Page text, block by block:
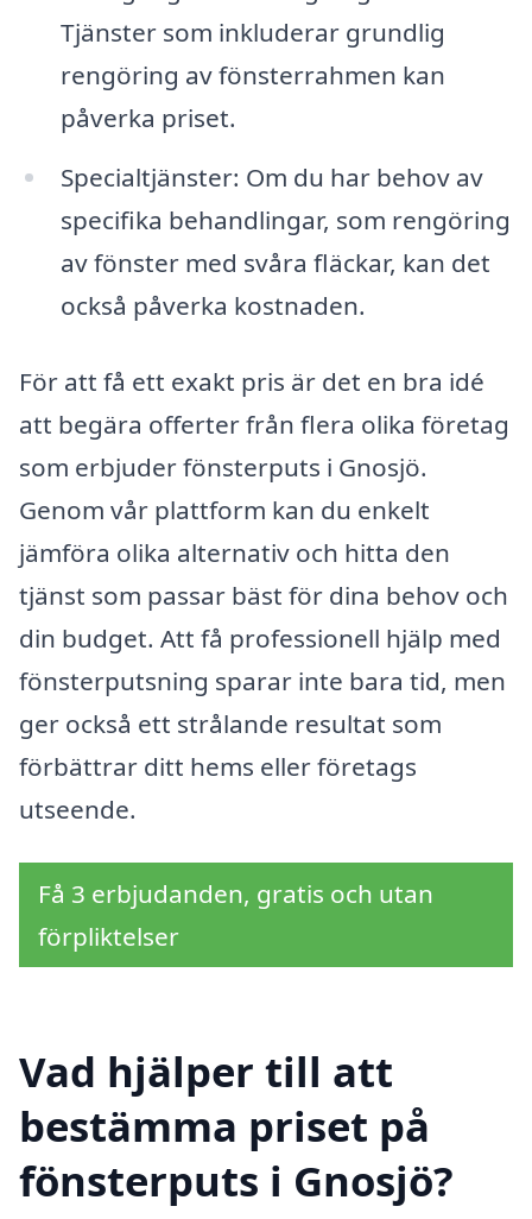
Tjänster som inkluderar grundlig
rengöring av fönsterrahmen kan
påverka priset.
Specialtjänster: Om du har behov av
specifika behandlingar, som rengöring
av fönster med svåra fläckar, kan det
också påverka kostnaden.
För att få ett exakt pris är det en bra idé
att begära offerter från flera olika företag
som erbjuder fönsterputs i Gnosjö.
Genom vår plattform kan du enkelt
jämföra olika alternativ och hitta den
tjänst som passar bäst för dina behov och
din budget. Att få professionell hjälp med
fönsterputsning sparar inte bara tid, men
ger också ett strålande resultat som
förbättrar ditt hems eller företags
utseende.
Få 3 erbjudanden, gratis och utan
förpliktelser
Vad hjälper till att
bestämma priset på
fönsterputs i Gnosjö?